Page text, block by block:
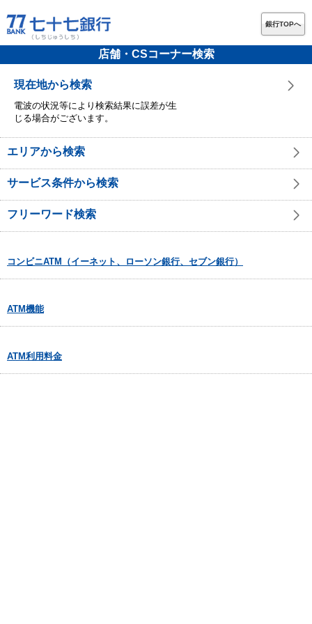
銀行TOPへ
店舗・CSコーナー検索
現在地から検索
電波の状況等により検索結果に誤差が生
じる場合がございます。
エリアから検索
サービス条件から検索
フリーワード検索
コンビニATM（イーネット、ローソン銀行、セブン銀行）
ATM機能
ATM利用料金